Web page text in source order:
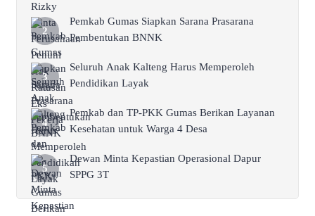
Pemkab Gumas Siapkan Sarana Prasarana
Pembentukan BNNK
Seluruh Anak Kalteng Harus Memperoleh
Pendidikan Layak
Pemkab dan TP-PKK Gumas Berikan Layanan
Kesehatan untuk Warga 4 Desa
Dewan Minta Kepastian Operasional Dapur
SPPG 3T